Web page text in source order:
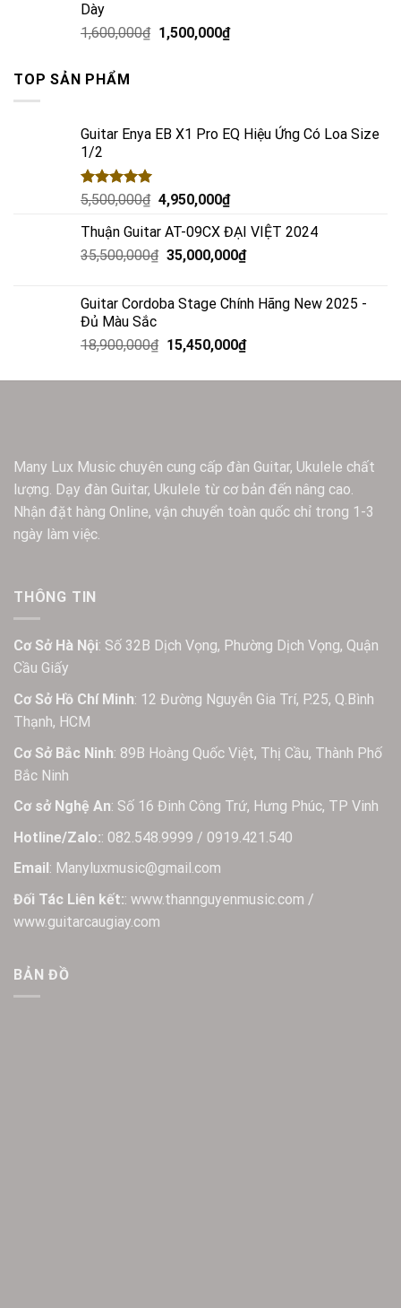
Dày
1,600,000₫ 1,500,000₫
TOP SẢN PHẨM
Guitar Enya EB X1 Pro EQ Hiệu Ứng Có Loa Size
1/2
Rated5.00
5,500,000₫ 4,950,000₫
Thuận Guitar AT-09CX ĐẠI VIỆT 2024
35,500,000₫ 35,000,000₫
Guitar Cordoba Stage Chính Hãng New 2025 -
Đủ Màu Sắc
18,900,000₫ 15,450,000₫
Many Lux Music chuyên cung cấp đàn Guitar, Ukulele chất
lượng. Dạy đàn Guitar, Ukulele từ cơ bản đến nâng cao.
Nhận đặt hàng Online, vận chuyển toàn quốc chỉ trong 1-3
ngày làm việc.
THÔNG TIN
Cơ Sở Hà Nội: Số 32B Dịch Vọng, Phường Dịch Vọng, Quận
Cầu Giấy
Cơ Sở Hồ Chí Minh: 12 Đường Nguyễn Gia Trí, P.25, Q.Bình
Thạnh, HCM
Cơ Sở Bắc Ninh: 89B Hoàng Quốc Việt, Thị Cầu, Thành Phố
Bắc Ninh
Cơ sở Nghệ An: Số 16 Đinh Công Trứ, Hưng Phúc, TP Vinh
Hotline/Zalo:: 082.548.9999 / 0919.421.540
Email : Manyluxmusic@gmail.com
Đối Tác Liên kết:: www.thannguyenmusic.com /
www.guitarcaugiay.com
BẢN ĐỒ